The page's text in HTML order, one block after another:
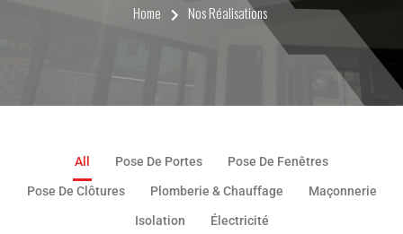
Home Nos Réalisations
All Pose De Portes Pose De Fenêtres
Pose De Clôtures Plomberie & Chauffage Maçonnerie
Isolation Électricité